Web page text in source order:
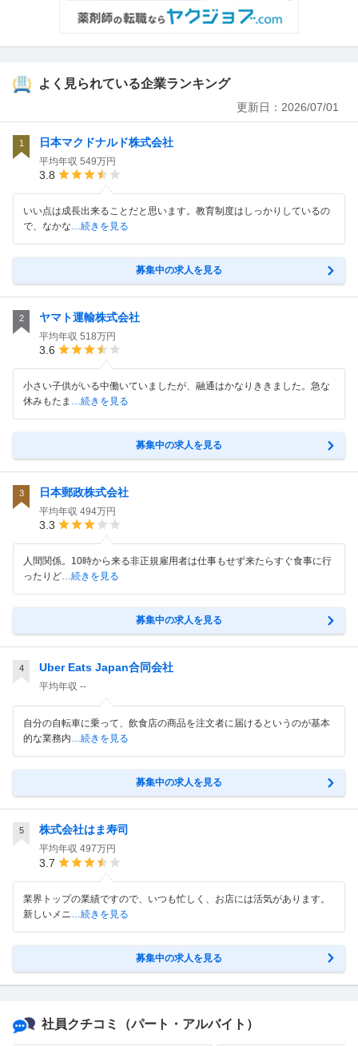
よく見られている企業ランキング
更新日： 2026/07/01
1 日本マクドナルド株式会社
平均年収 549万円
3.8
いい点は成長出来ることだと思います。教育制度はしっかりしているの
で、なかな…続きを見る
募集中の求人を見る
2 ヤマト運輸株式会社
平均年収 518万円
3.6
小さい子供がいる中働いていましたが、融通はかなりききました。急な
休みもたま …続きを見る
募集中の求人を見る
3 日本郵政株式会社
平均年収 494万円
3.3
人間関係。10時から来る非正規雇用者は仕事もせず来たらすぐ食事に行
ったりど…続きを見る
募集中の求人を見る
4 Uber Eats Japan合同会社
平均年収 --
自分の自転車に乗って、飲食店の商品を注文者に届けるというのが基本
的な業務内…続きを見る
募集中の求人を見る
5 株式会社はま寿司
平均年収 497万円
3.7
業界トップの業績ですので、いつも忙しく、お店には活気があります。
新しいメニ
…続きを見る
募集中の求人を見る
社員クチコミ （パート・アルバイト）